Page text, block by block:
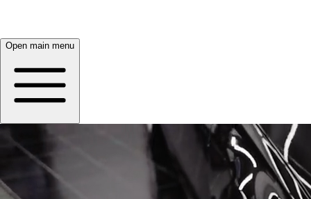
Open main menu